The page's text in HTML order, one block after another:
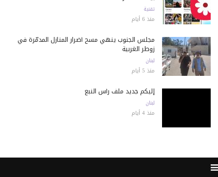
تقنية
منذ 6 أيام
مجلس الجنوب ينهي مسح أضرار المنازل المدمّرة في
زوطر الغربية
لبنان
منذ 5 أيام
إليكم جديد ملف رأس النبع
لبنان
منذ 4 أيام